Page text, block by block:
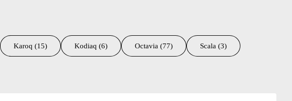
Karoq (15) Kodiaq (6) Octavia (77) Scala (3)